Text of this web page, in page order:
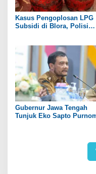
Kasus Pengoplosan LPG
Subsidi di Blora, Polisi
Gubernur Jawa Tengah
Tunjuk Eko Sapto